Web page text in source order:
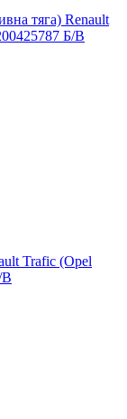
тяга) Renault
Б/В
Trafic (Opel
В